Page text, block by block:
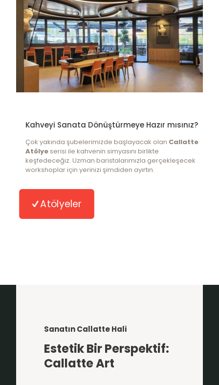
Kahveyi Sanata Dönüştürmeye Hazır mısınız?
Çok yakında şubelerimizde başlayacak olan Callatte
Atölye serisi ile kahvenin simyasını birlikte
keşfedeceğiz. Uzman baristalarımızla gerçekleşecek
workshoplar için yerinizi şimdiden ayırtın.
Atölyeler
Sanatın Callatte Hali
Estetik Bir Perspektif:
Callatte Art